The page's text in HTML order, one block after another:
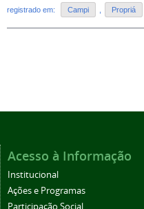
registrado em: Campi Propriá
Acesso à Informação
Institucional
Ações e Programas